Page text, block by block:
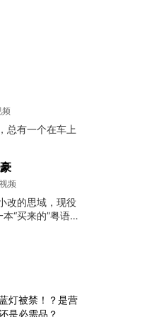
频
总有一个在车上
频
改的思域，现役
“买来的”粤语主
灯被禁！？是营
是必需品？